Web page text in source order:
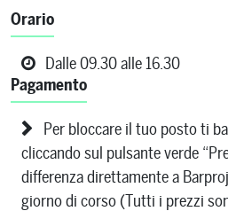
Orario
Dalle 09.30 alle 16.30
Pagamento
Per bloccare il tuo posto ti
cliccando sul pulsante verde
differenza direttamente a
giorno di corso (Tutti i prezzi